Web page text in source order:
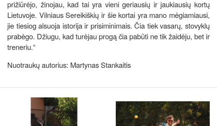
prižiūrėjo, žinojau, kad tai yra vieni geriausių ir jaukiausių kortų
Lietuvoje. Vilniaus Sereikiškių ir šie kortai yra mano mėgiamiausi,
jie tiesiog alsuoja istorija ir prisiminimais. Čia tiek vasarų, stovyklų
prabėgo. Džiugu, kad turėjau progą čia pabūti ne tik žaidėju, bet ir
treneriu.“
Nuotraukų autorius: Martynas Stankaitis